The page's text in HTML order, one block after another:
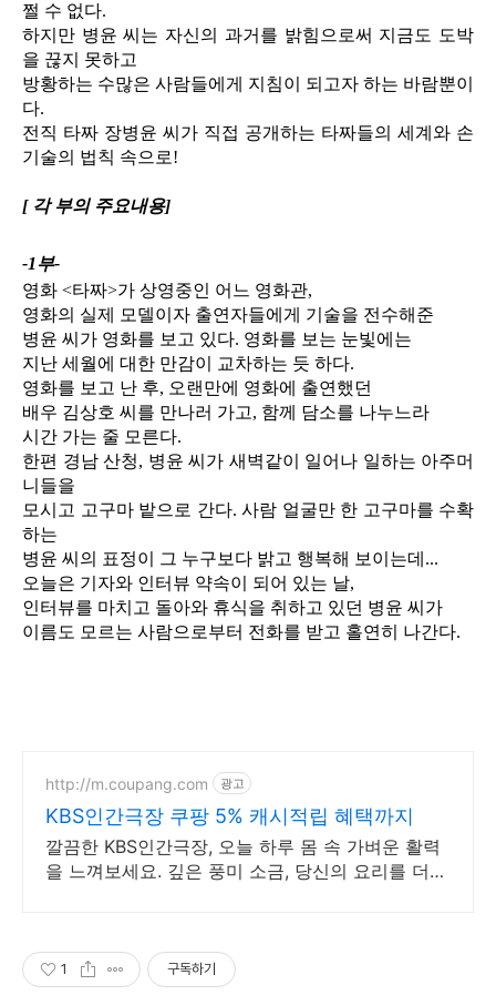
쩔 수 없다.
하지만 병윤 씨는 자신의 과거를 밝힘으로써 지금도 도박
을 끊지 못하고
방황하는 수많은 사람들에게 지침이 되고자 하는 바람뿐이
다.
전직 타짜 장병윤 씨가 직접 공개하는 타짜들의 세계와 손
기술의 법칙 속으로!
[ 각 부의 주요내용]
-1부-
영화 <타짜>가 상영중인 어느 영화관,
영화의 실제 모델이자 출연자들에게 기술을 전수해준
병윤 씨가 영화를 보고 있다. 영화를 보는 눈빛에는
지난 세월에 대한 만감이 교차하는 듯 하다.
영화를 보고 난 후, 오랜만에 영화에 출연했던
배우 김상호 씨를 만나러 가고, 함께 담소를 나누느라
시간 가는 줄 모른다.
한편 경남 산청, 병윤 씨가 새벽같이 일어나 일하는 아주머
니들을
모시고 고구마 밭으로 간다. 사람 얼굴만 한 고구마를 수확
하는
병윤 씨의 표정이 그 누구보다 밝고 행복해 보이는데...
오늘은 기자와 인터뷰 약속이 되어 있는 날,
인터뷰를 마치고 돌아와 휴식을 취하고 있던 병윤 씨가
이름도 모르는 사람으로부터 전화를 받고 홀연히 나간다.
http://m.coupang.com 광고
KBS인간극장 쿠팡 5% 캐시적립 혜택까지
깔끔한 KBS인간극장, 오늘 하루 몸 속 가벼운 활력
을 느껴보세요. 깊은 풍미 소금, 당신의 요리를 더욱
1 구독하기